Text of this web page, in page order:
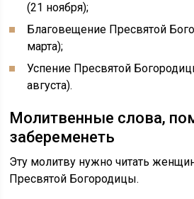
(21 ноября);
Благовещение Пресвятой
марта);
Успение Пресвятой
августа).
Молитвенные слова,
забеременеть
Эту молитву нужно читать
Пресвятой Богородицы.